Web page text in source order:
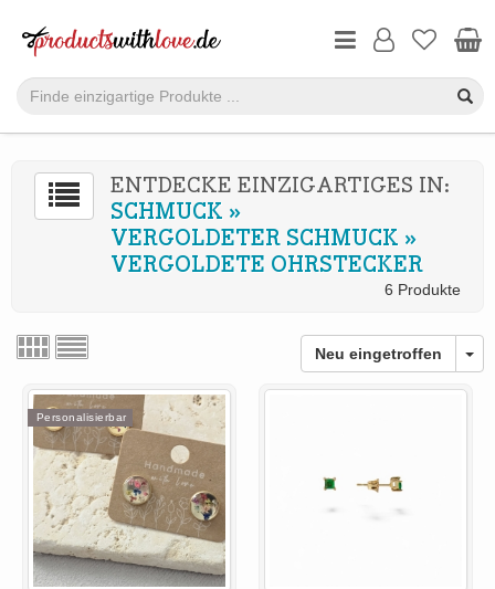
ENTDECKE EINZIGARTIGES IN:
SCHMUCK »
VERGOLDETER SCHMUCK »
VERGOLDETE OHRSTECKER
6 Produkte
Neu eingetroffen
Personalisierbar